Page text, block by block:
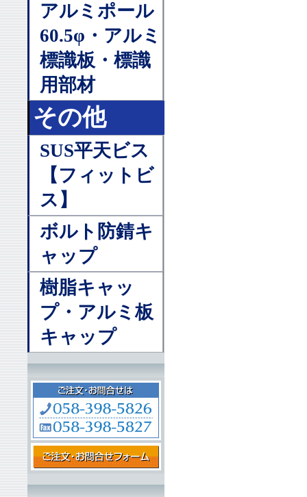
アルミポール
60.5φ・アルミ
標識板・標識
用部材
その他
SUS平天ビス
【フィットビ
ス】
ボルト防錆キ
ャップ
樹脂キャッ
プ・アルミ板
キャップ